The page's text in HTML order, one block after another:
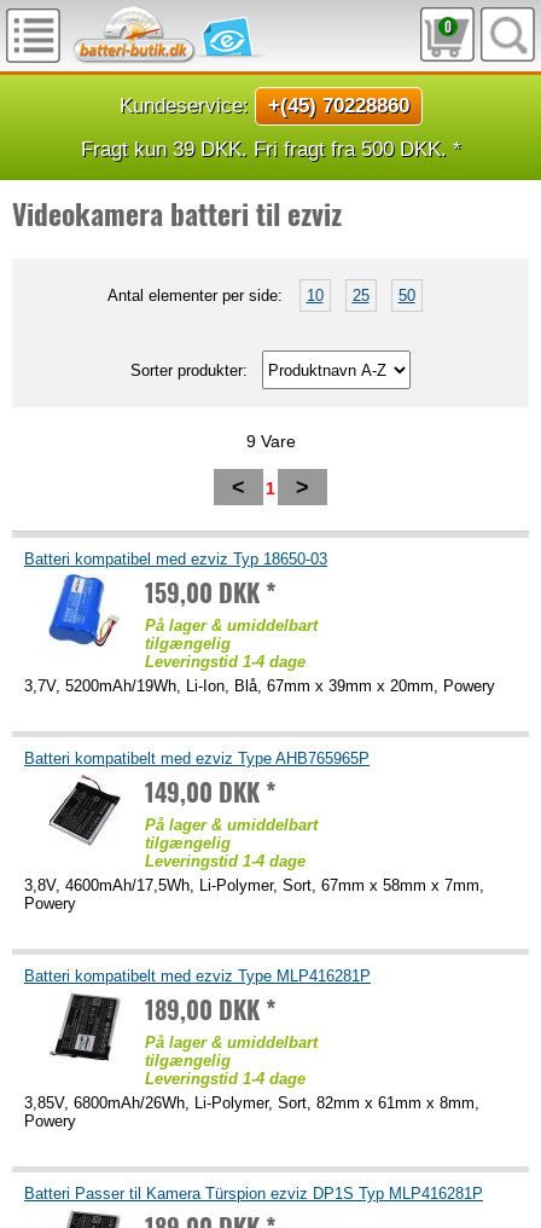
0
Kundeservice:
+(45) 70228860
Fragt kun 39 DKK. Fri fragt fra 500 DKK. *
Videokamera batteri til ezviz
Antal elementer per side: 10 25 50
Sorter produkter:
9 Vare
< 1 >
Batteri kompatibel med ezviz Typ 18650-03
159,00 DKK *
På lager & umiddelbart
tilgængelig
Leveringstid 1-4 dage
3,7V, 5200mAh/19Wh, Li-Ion, Blå, 67mm x 39mm x 20mm, Powery
Batteri kompatibelt med ezviz Type AHB765965P
149,00 DKK *
På lager & umiddelbart
tilgængelig
Leveringstid 1-4 dage
3,8V, 4600mAh/17,5Wh, Li-Polymer, Sort, 67mm x 58mm x 7mm,
Powery
Batteri kompatibelt med ezviz Type MLP416281P
189,00 DKK *
På lager & umiddelbart
tilgængelig
Leveringstid 1-4 dage
3,85V, 6800mAh/26Wh, Li-Polymer, Sort, 82mm x 61mm x 8mm,
Powery
Batteri Passer til Kamera Türspion ezviz DP1S Typ MLP416281P